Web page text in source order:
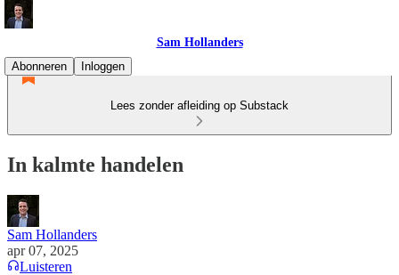
Sam Hollanders
Abonneren
Inloggen
Lees zonder afleiding op Substack
In kalmte handelen
Sam Hollanders
apr 07, 2025
Luisteren